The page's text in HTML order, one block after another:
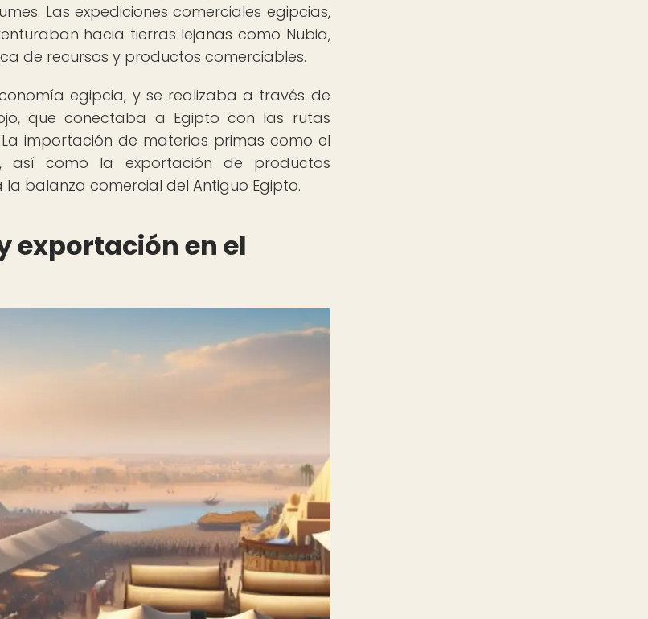
Las expediciones comerciales egipcias,
hacia tierras lejanas como Nubia,
de recursos y productos comerciables.
egipcia, y se realizaba a través de
que conectaba a Egipto con las rutas
importación de materias primas como el
así como la exportación de productos
balanza comercial del Antiguo Egipto.
exportación en el